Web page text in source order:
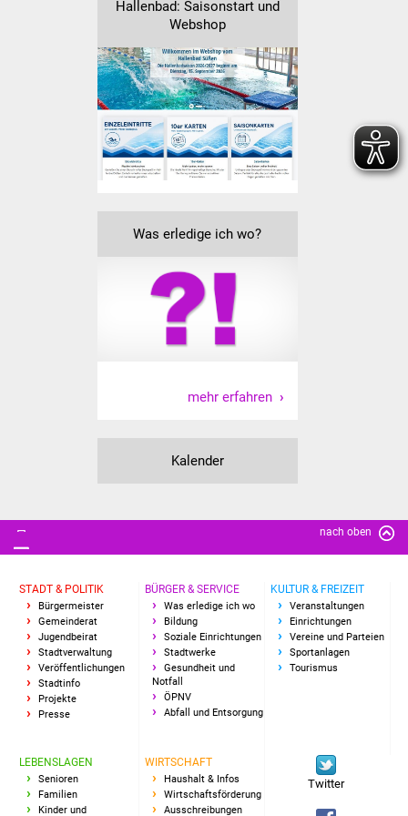
Veranstaltungen
Stadtfest
Ostermarkt
Einrichtungen
Hallenbad
Stadtarchiv
Zehntscheuer
Bürgerhaus
Kulturhalle
Beirat Süßener Vereine
Tourismus
Erlebnisregion
Schwäbischer Albtrauf
Route der
Lebenslagen
Hallenbad: Saisonstart und
Webshop
Was erledige ich wo?
mehr erfahren
Kalender
nach oben
STADT & POLITIK
Bürgermeister
Gemeinderat
Jugendbeirat
Stadtverwaltung
Veröffentlichungen
Stadtinfo
Projekte
Presse
BÜRGER & SERVICE
Was erledige ich wo
Bildung
Soziale Einrichtungen
Stadtwerke
Gesundheit und
Notfall
ÖPNV
Abfall und Entsorgung
KULTUR & FREIZEIT
Veranstaltungen
Einrichtungen
Vereine und Parteien
Sportanlagen
Tourismus
LEBENSLAGEN
Senioren
Familien
Kinder und
WIRTSCHAFT
Haushalt & Infos
Wirtschaftsförderung
Ausschreibungen
Twitter